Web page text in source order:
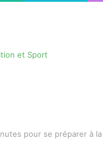
pour se préparer à